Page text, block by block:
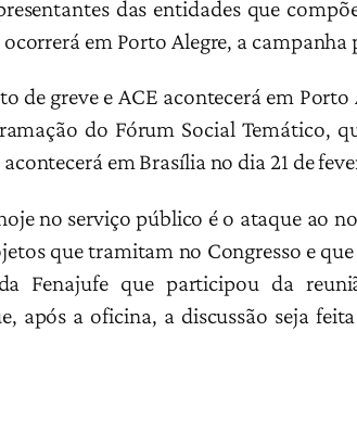
das entidades que
em Porto Alegre, a
de greve e ACE acontecerá em
do Fórum Social Temático,
em Brasília no dia 21 de
no serviço público é o ataque ao
que tramitam no Congresso e
Fenajufe que participou da
após a oficina, a discussão seja